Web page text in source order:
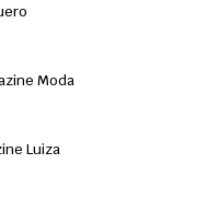
Moda
Luiza